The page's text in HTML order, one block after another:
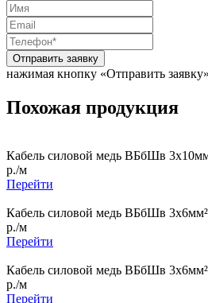
Отправить заявку
нажимая кнопку «Отправить
Похожая продукция
Кабель силовой медь ВБбШв
р./м
Перейти
Кабель силовой медь ВБбШв
р./м
Перейти
Кабель силовой медь ВБбШв
р./м
Перейти